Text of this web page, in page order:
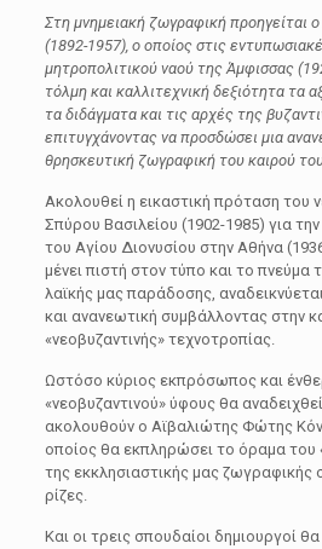
Στη μνημειακή ζωγραφική προηγείται
(1892-1957), ο οποίος στις
μητροπολιτικού ναού της Άμφισσας
τόλμη και καλλιτεχνική δεξιότητα τα
τα διδάγματα και τις αρχές της
επιτυγχάνοντας να προσδώσει μια
θρησκευτική ζωγραφική του καιρού
Ακολουθεί η εικαστική πρόταση του
Σπύρου Βασιλείου (1902-1985) για
του Αγίου Διονυσίου στην Αθήνα
μένει πιστή στον τύπο και το πνεύμα
λαϊκής μας παράδοσης,
και ανανεωτική συμβάλλοντας στην
«νεοβυζαντινής» τεχνοτροπίας.
Ωστόσο κύριος εκπρόσωπος και
«νεοβυζαντινού» ύφους θα
ακολουθούν ο Αϊβαλιώτης Φώτης
οποίος θα εκπληρώσει το όραμα του
της εκκλησιαστικής μας ζωγραφικής
ρίζες.
Και οι τρεις σπουδαίοι δημιουργοί